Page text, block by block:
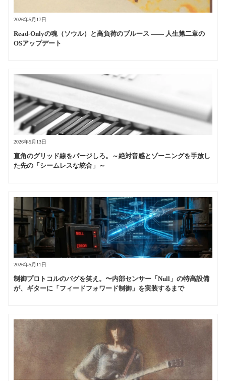
2026年5月17日
Read-Onlyの魂（ソウル）と高負荷のブルース —— 人生第二章の
OSアップデート
2026年5月13日
直角のグリッド線をパージしろ。～絶対音感とゾーニングを手放し
た先の「シームレスな統合」～
2026年5月11日
制御プロトコルのバグを笑え。〜内部センサー「Null」の特高設備
が、ギターに「フィードフォワード制御」を実装するまで